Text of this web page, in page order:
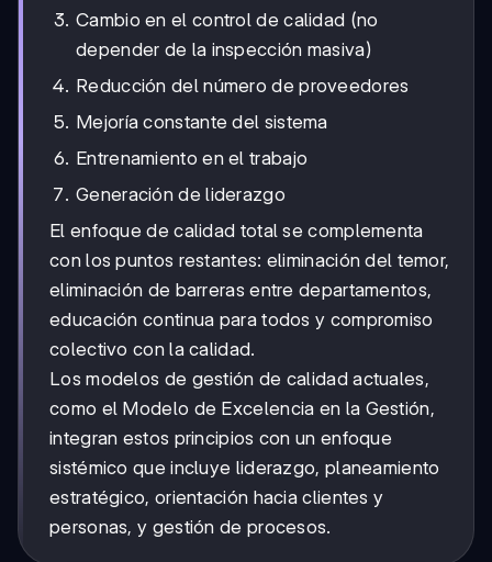
Cambio en el control de calidad (no
depender de la inspección masiva)
Reducción del número de proveedores
Mejoría constante del sistema
Entrenamiento en el trabajo
Generación de liderazgo
El enfoque de calidad total se complementa
con los puntos restantes: eliminación del temor,
eliminación de barreras entre departamentos,
educación continua para todos y compromiso
colectivo con la calidad.
Los modelos de gestión de calidad actuales,
como el Modelo de Excelencia en la Gestión,
integran estos principios con un enfoque
sistémico que incluye liderazgo, planeamiento
estratégico, orientación hacia clientes y
personas, y gestión de procesos.